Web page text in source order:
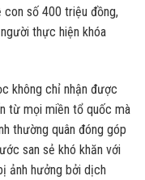
con số 400 triệu đồng,
thực hiện khóa
không chỉ nhận được
từ mọi miền tổ quốc mà
thường quân đóng góp
san sẻ khó khăn với
ảnh hưởng bởi dịch